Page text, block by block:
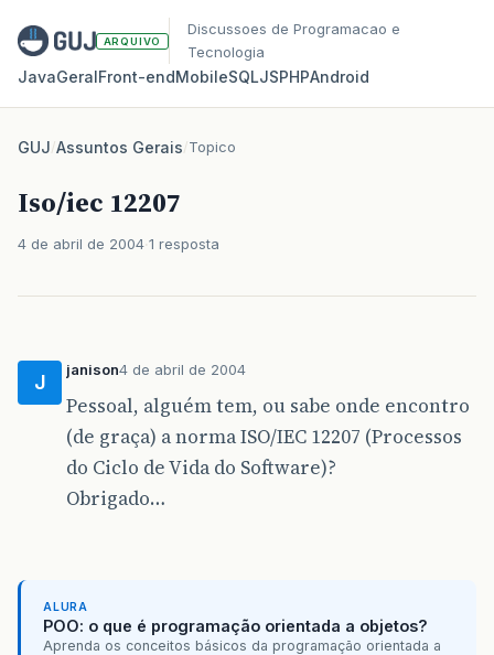
ARQUIVO
Discussoes de Programacao e
Tecnologia
JavaGeralFront‑endMobileSQLJSPHPAndroid
GUJ/Assuntos Gerais/Topico
Iso/iec 12207
4 de abril de 2004 1 resposta
J
janison4 de abril de 2004
Pessoal, alguém tem, ou sabe onde encontro
(de graça) a norma ISO/IEC 12207 (Processos
do Ciclo de Vida do Software)?
Obrigado…
ALURA
POO: o que é programação orientada a objetos?
Aprenda os conceitos básicos da programação orientada a